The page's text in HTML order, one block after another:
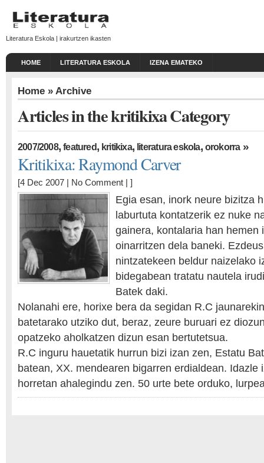
Literatura Eskola | irakurtzen ikasten
HOME LITERATURA ESKOLA IZENA EMATEKO
Home » Archive
Articles in the kritikixa Category
2007/2008,featured, kritikixa, literatura eskola, orokorra»
Kritikixa: Raymond Carver
[4 Dec 2007 | No Comment | ]
Egia esan, inork neure bizitza
laburtuta kontatzerik ez nuke
gainera, kontalaria han hemen
oinarritzen dela baneki.
nintzatekeen beldur naizelako
bidegabean tratatu nautela
Batek daki.
Nolanahi ere, horixe bera da segidan R.C
batetarako utziko dut, beraz, zeure buruari ez
opatzeko aholkatzen dizun esan bertutetsua.
R.C inguru hauetatik hurrun bizi izan zen, Estatu
batean, XX. mendearen bigarren erdialdean. Idazle
horretan ahalegindu zen. 50 urte bete orduko,